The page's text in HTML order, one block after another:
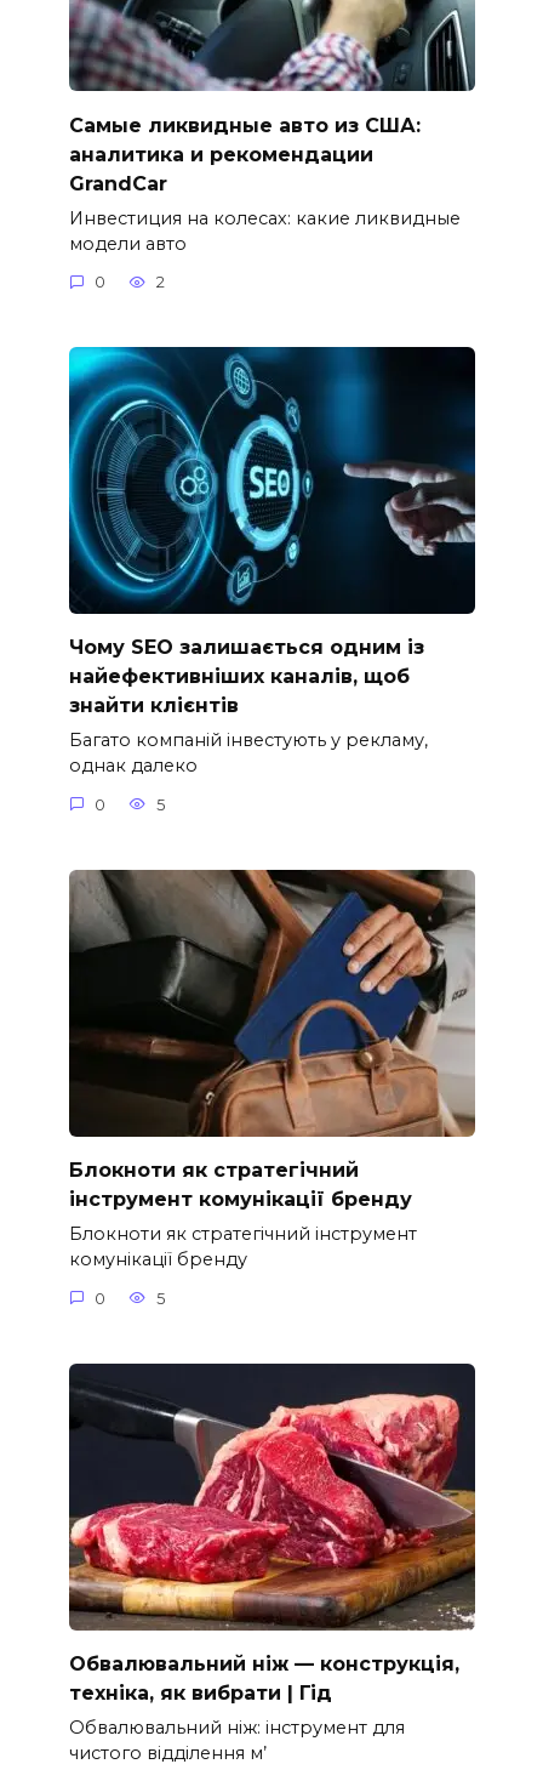
Самые ликвидные авто из США:
аналитика и рекомендации
GrandCar
Инвестиция на колесах: какие ликвидные
модели авто
0 2
Чому SEO залишається одним із
найефективніших каналів, щоб
знайти клієнтів
Багато компаній інвестують у рекламу,
однак далеко
0 5
Блокноти як стратегічний
інструмент комунікації бренду
Блокноти як стратегічний інструмент
комунікації бренду
0 5
Обвалювальний ніж — конструкція,
техніка, як вибрати | Гід
Обвалювальний ніж: інструмент для
чистого відділення м’